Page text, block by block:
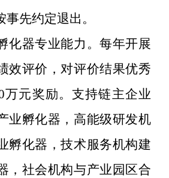
先约定退出。
化器专业能力。每年开展
效评价，对评价结果优秀
万元奖励。支持链主企业
业孵化器，高能级研发机
孵化器，技术服务机构建
，社会机构与产业园区合